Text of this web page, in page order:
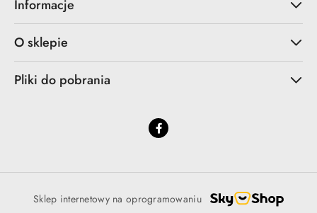
Informacje
O sklepie
Pliki do pobrania
Sklep internetowy na oprogramowaniu